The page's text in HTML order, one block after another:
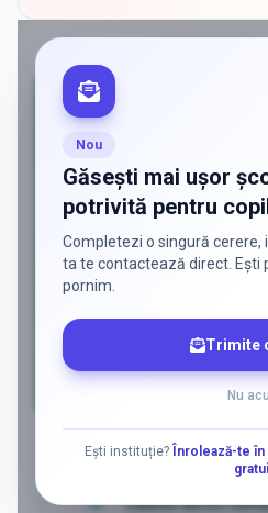
Nou
Găsești mai ușor
potrivită pentru
Completezi o singură cerere,
ta te contactează direct. Ești
pornim.
Trimite
Nu
Ești instituție?
Înrolează-te
Vrei să ajungi
caută activ